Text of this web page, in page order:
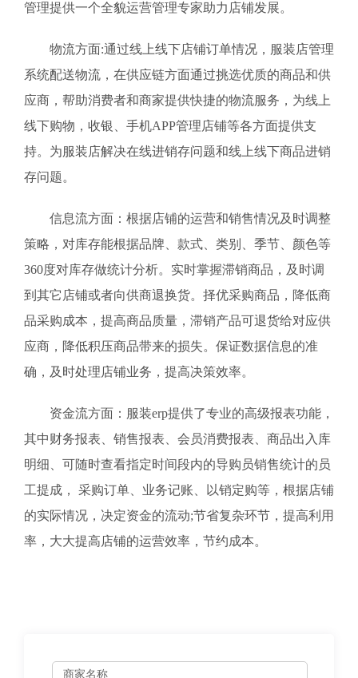
管理提供一个全貌运营管理专家助力店铺发展。
物流方面:通过线上线下店铺订单情况，服装店管理
系统配送物流，在供应链方面通过挑选优质的商品和供
应商，帮助消费者和商家提供快捷的物流服务，为线上
线下购物，收银、手机APP管理店铺等各方面提供支
持。为服装店解决在线进销存问题和线上线下商品进销
存问题。
信息流方面：根据店铺的运营和销售情况及时调整
策略，对库存能根据品牌、款式、类别、季节、颜色等
360度对库存做统计分析。实时掌握滞销商品，及时调
到其它店铺或者向供商退换货。择优采购商品，降低商
品采购成本，提高商品质量，滞销产品可退货给对应供
应商，降低积压商品带来的损失。保证数据信息的准
确，及时处理店铺业务，提高决策效率。
资金流方面：服装erp提供了专业的高级报表功能，
其中财务报表、销售报表、会员消费报表、商品出入库
明细、可随时查看指定时间段内的导购员销售统计的员
工提成， 采购订单、业务记账、以销定购等，根据店铺
的实际情况，决定资金的流动;节省复杂环节，提高利用
率，大大提高店铺的运营效率，节约成本。